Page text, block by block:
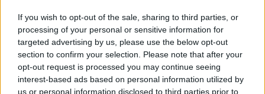
If you wish to opt-out of the sale, sharing to third parties, or
processing of your personal or sensitive information for
targeted advertising by us, please use the below opt-out
section to confirm your selection. Please note that after your
opt-out request is processed you may continue seeing
interest-based ads based on personal information utilized by
us or personal information disclosed to third parties prior to